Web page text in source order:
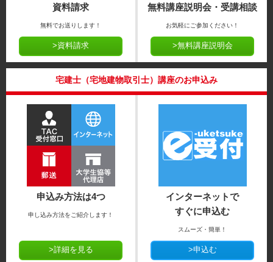
資料請求
無料でお送りします！
>資料請求
無料講座説明会・受講相談
お気軽にご参加ください！
>無料講座説明会
宅建士（宅地建物取引士）講座のお申込み
申込み方法は4つ
申し込み方法をご紹介します！
>詳細を見る
インターネットで
すぐに申込む
スムーズ・簡単！
>申込む